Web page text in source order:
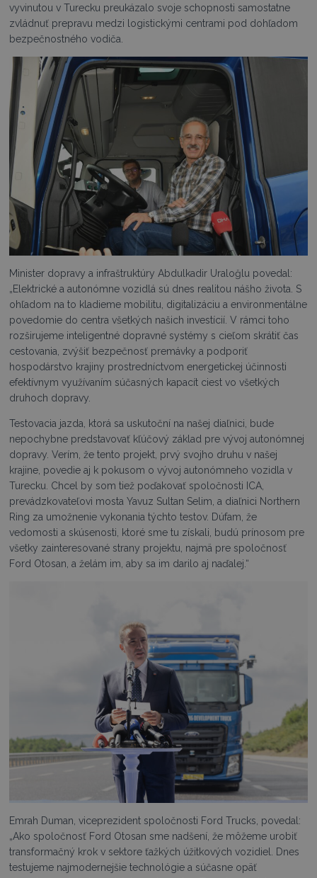
vyvinutou v Turecku preukázalo svoje schopnosti samostatne
zvládnuť prepravu medzi logistickými centrami pod dohľadom
bezpečnostného vodiča.
Minister dopravy a infraštruktúry Abdulkadir Uraloğlu povedal:
„Elektrické a autonómne vozidlá sú dnes realitou nášho života. S
ohľadom na to kladieme mobilitu, digitalizáciu a environmentálne
povedomie do centra všetkých našich investícií. V rámci toho
rozširujeme inteligentné dopravné systémy s cieľom skrátiť čas
cestovania, zvýšiť bezpečnosť premávky a podporiť
hospodárstvo krajiny prostredníctvom energetickej účinnosti
efektívnym využívaním súčasných kapacít ciest vo všetkých
druhoch dopravy.
Testovacia jazda, ktorá sa uskutoční na našej diaľnici, bude
nepochybne predstavovať kľúčový základ pre vývoj autonómnej
dopravy. Verím, že tento projekt, prvý svojho druhu v našej
krajine, povedie aj k pokusom o vývoj autonómneho vozidla v
Turecku. Chcel by som tiež poďakovať spoločnosti ICA,
prevádzkovateľovi mosta Yavuz Sultan Selim, a diaľnici Northern
Ring za umožnenie vykonania týchto testov. Dúfam, že
vedomosti a skúsenosti, ktoré sme tu získali, budú prínosom pre
všetky zainteresované strany projektu, najmä pre spoločnosť
Ford Otosan, a želám im, aby sa im darilo aj naďalej.“
Emrah Duman, viceprezident spoločnosti Ford Trucks, povedal:
„Ako spoločnosť Ford Otosan sme nadšení, že môžeme urobiť
transformačný krok v sektore ťažkých úžitkových vozidiel. Dnes
testujeme najmodernejšie technológie a súčasne opäť